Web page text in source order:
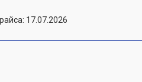
17.07.2026